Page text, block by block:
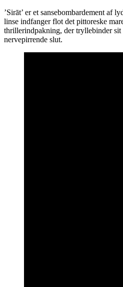
’Sirāt’ er et sansebombardement af
linse indfanger flot det pittoreske
thrillerindpakning, der tryllebinder
nervepirrende slut.